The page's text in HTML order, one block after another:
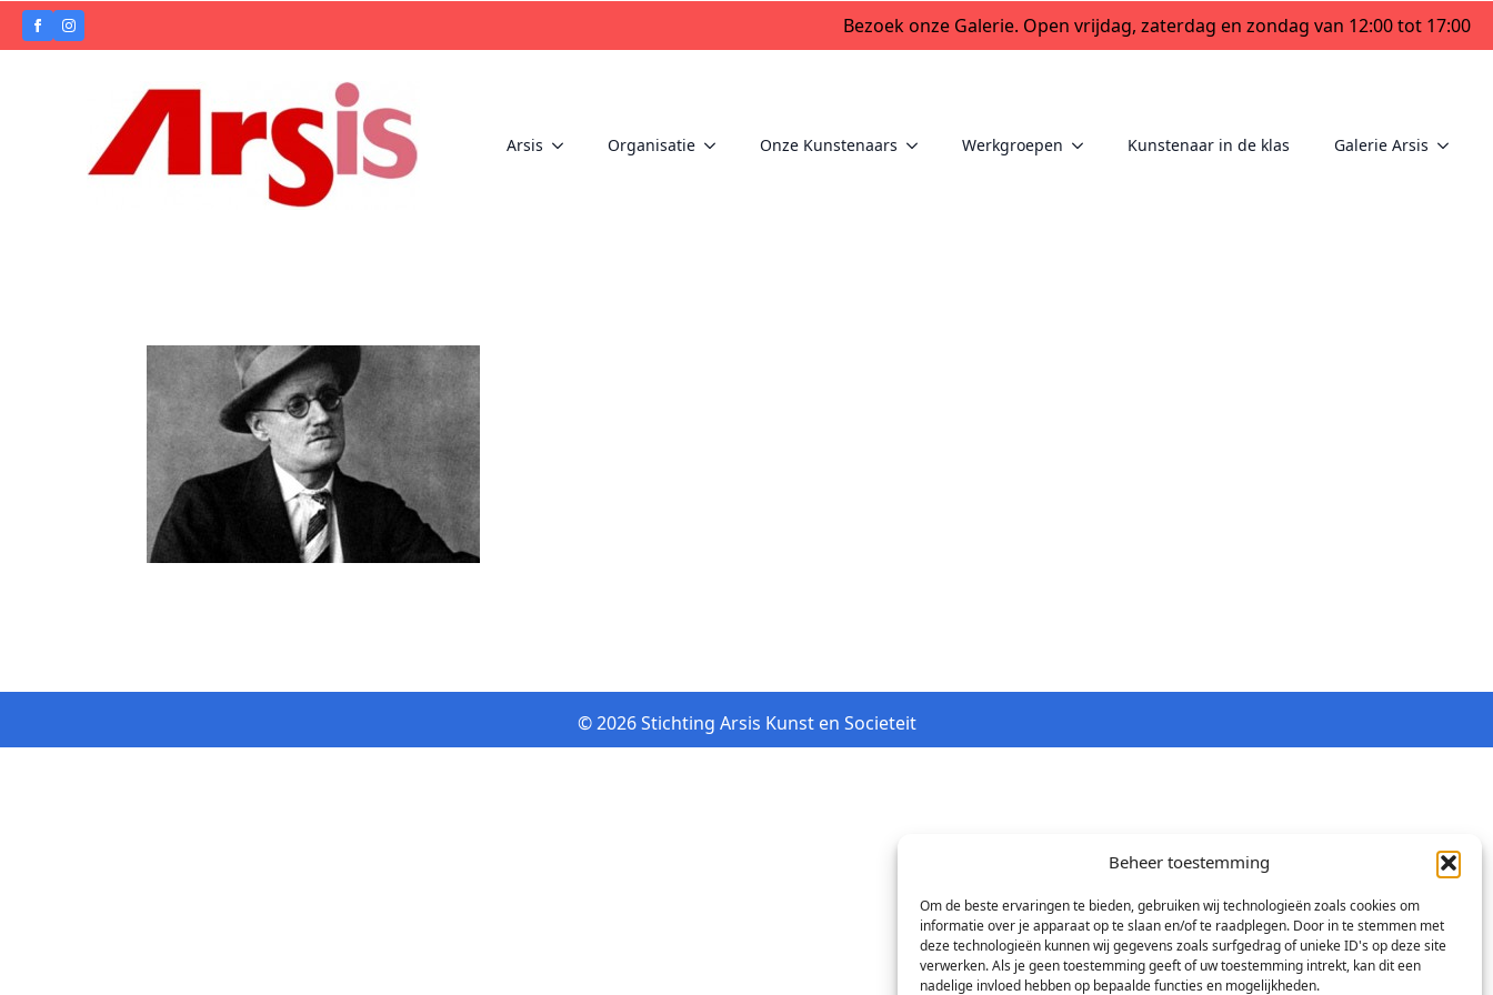
Beheer toestemming
Om de beste ervaringen te bieden, gebruiken wij technologieën zoals cookies om
informatie over je apparaat op te slaan en/of te raadplegen. Door in te stemmen met
deze technologieën kunnen wij gegevens zoals surfgedrag of unieke ID's op deze site
verwerken. Als je geen toestemming geeft of uw toestemming intrekt, kan dit een
nadelige invloed hebben op bepaalde functies en mogelijkheden.
Bezoek onze Galerie. Open vrijdag, zaterdag en zondag van 12:00 tot 17:00
Arsis Organisatie Onze Kunstenaars Werkgroepen Kunstenaar in de klas Galerie Arsis
© 2026 Stichting Arsis Kunst en Societeit